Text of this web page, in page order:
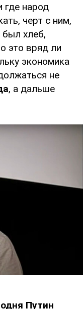
где народ
черт с ним,
был хлеб,
это вряд ли
экономика
не
, а дальше
Путин